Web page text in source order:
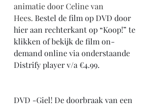
animatie door Celine van
Hees. Bestel de film op DVD door
hier aan rechterkant op “Koop!” te
klikken of bekijk de film on-
demand online via onderstaande
Distrify player v/a €4.99.
DVD -Giel! De doorbraak van een